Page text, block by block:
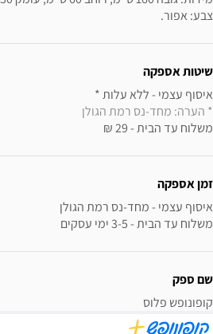
צבע: אפור.
שיטות אספקה
איסוף עצמי - ללא עלות *
* הערה: מחד-נס רמת הגולן
משלוח עד הבית - 29 ₪
זמן אספקה
משלוח עד הבית - 3-5 ימי עסקים
שם ספק
קופונופש פלוס